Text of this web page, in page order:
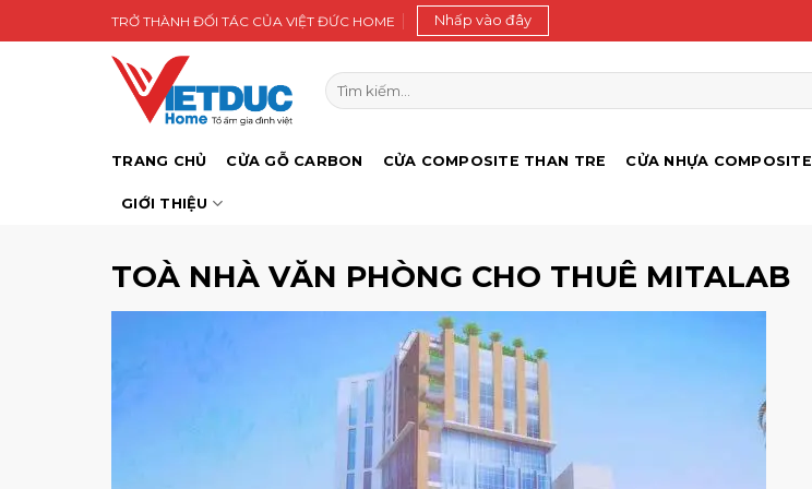
qua
TRỞ THÀNH ĐỐI TÁC CỦA VIỆT ĐỨC HOME Nhấp vào đây
Tìm
kiếm:
TRANG CHỦ CỬA GỖ CARBON CỬA COMPOSITE THAN TRE CỬA NHỰA COMPOSITE
GIỚI THIỆU
TOÀ NHÀ VĂN PHÒNG CHO THUÊ MITALAB